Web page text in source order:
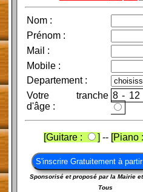
Nom:
Prénom:
Mail :
Mobile:
Departement :
Votre tranche
d'âge :
8 - 12
[Guitare : ] -- [Piano :
Sponsorisé et proposé par la Mairie
Tous